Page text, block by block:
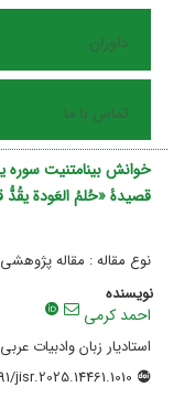
داوران
تماس با ما
خوانش بینامتنیت
قصیدۀ «حُلمُ العَودة
نوع مقاله : مقاله پژوهشی
نویسنده
احمد کرمی
استادیار زبان وادبیات
jisr.2025.14461.1010